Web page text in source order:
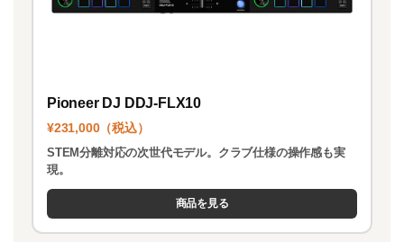
Pioneer DJ DDJ-FLX10
¥231,000（税込）
STEM分離対応の次世代モデル。クラブ仕様の操作感も実
現。
商品を見る